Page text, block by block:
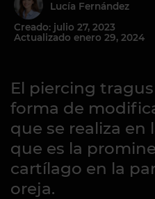
Lucía Fernández
Creado: julio 27, 2023
Actualizado enero 29, 2024
El piercing
forma de
que se realiza en
que es la
cartílago en la
oreja.